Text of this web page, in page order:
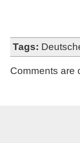
Tags:
Comments are